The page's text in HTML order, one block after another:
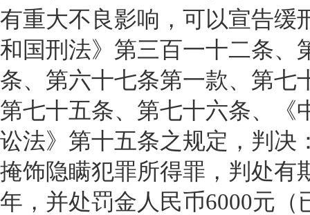
有重大不良影响，可以宣告缓
和国刑法》第三百一十二条、
条、第六十七条第一款、第七
第七十五条、第七十六条、《
讼法》第十五条之规定，判决
掩饰隐瞒犯罪所得罪，判处有
年，并处罚金人民币6000元（